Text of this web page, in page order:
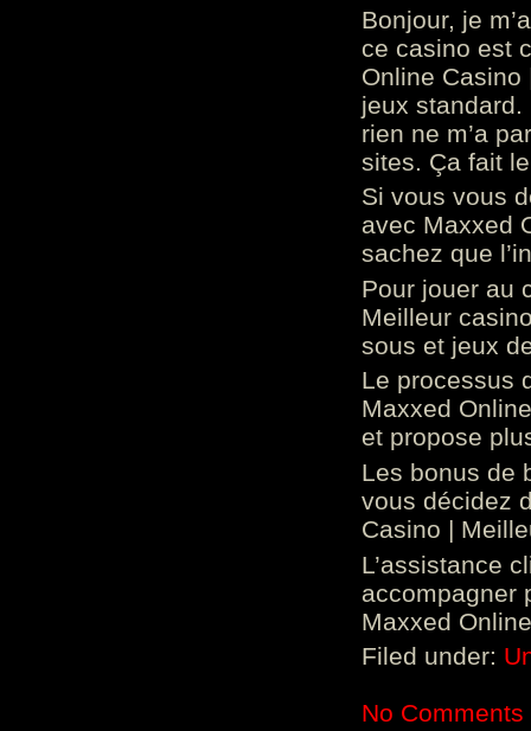
Bonjour, je
ce casino est
Online
jeux standard.
rien ne m’a
sites. Ça fait
Si vous vous
avec Maxxed
sachez que
Pour jouer au
Meilleur
sous et jeux
Le processus
Maxxed
et propose
Les bonus de
vous décidez
Casino |
L’assistance
accompagner
Maxxed
Filed under:
No Comments